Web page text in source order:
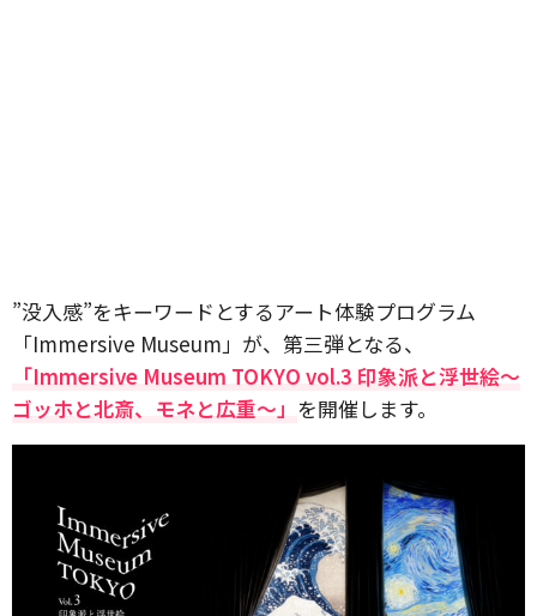
”没入感”をキーワードとするアート体験プログラム
「Immersive Museum」が、第三弾となる、
「Immersive Museum TOKYO vol.3 印象派と浮世絵～
ゴッホと北斎、モネと広重～」 を開催します。